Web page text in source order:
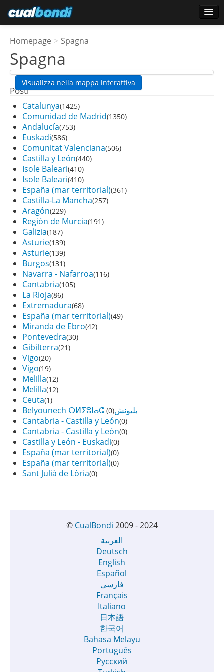
Sondaggio
Homepage > Spagna
Spagna
Visualizza nella mappa interattiva
Posti
Catalunya(1425)
Comunidad de Madrid(1350)
Andalucía(753)
Euskadi(586)
Comunitat Valenciana(506)
Castilla y León(440)
Isole Baleari(410)
Isole Baleari(410)
España (mar territorial)(361)
Castilla-La Mancha(257)
Aragón(229)
Región de Murcia(191)
Galizia(187)
Asturie(139)
Asturie(139)
Burgos(131)
Navarra - Nafarroa(116)
Cantabria(105)
La Rioja(86)
Extremadura(68)
España (mar territorial)(49)
Miranda de Ebro(42)
Pontevedra(30)
Gibilterra(21)
Vigo(20)
Vigo(19)
Melilla(12)
Melilla(12)
Ceuta(1)
Belyounech ⴱⵍⵢⵓⵏⴰⵛ بليونش(0)
Cantabria - Castilla y León(0)
Cantabria - Castilla y León(0)
Castilla y León - Euskadi(0)
España (mar territorial)(0)
España (mar territorial)(0)
Sant Julià de Lòria(0)
© CualBondi 2009 - 2024
العربية
Deutsch
English
Español
فارسی
Français
Italiano
日本語
한국어
Bahasa Melayu
Português
Русский